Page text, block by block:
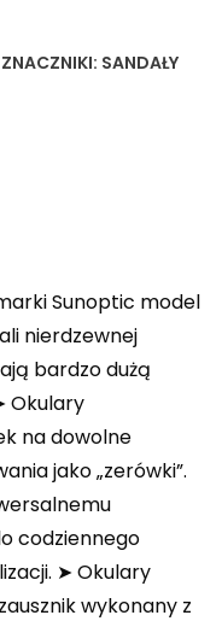
ZNACZNIKI: SANDAŁY
Sunoptic model
nierdzewnej
bardzo dużą
Okulary
na dowolne
jako „zerówki”.
codziennego
➤ Okulary
wykonany z